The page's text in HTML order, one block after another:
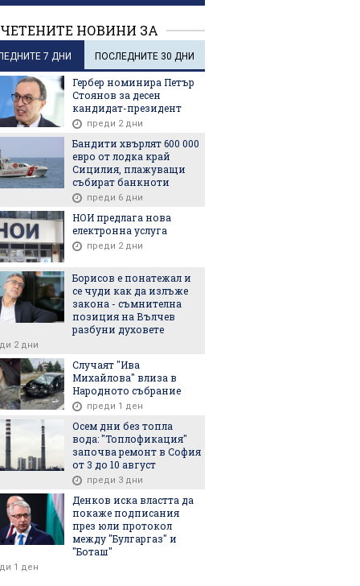
някой
и НС
неуморно
Катастрофа като за
екшън филм: Кола
мантинела и се
преобърна в
насрещното
на групата, произвеждала
в София
4 часа
готов да отвори Ормузкия
за 4 месеца
4 часа
НОВИНИ ЗА
7 ДНИ ПОСЛЕДНИТЕ 30 ДНИ
Гербер номинира Петър
Стоянов за десен
кандидат-президент
преди 2 дни
Бандити хвърлят 600 000
евро от лодка край
Сицилия, плажуващи
събират банкноти
преди 6 дни
НОИ предлага нова
електронна услуга
преди 2 дни
Борисов е понатежал и
се чуди как да излъже
закона - съмнителна
позиция на Вълчев
разбуни духовете
2 дни
Случаят "Ива
Михайлова" влиза в
Народното събрание
преди 1 ден
Осем дни без топла
вода: "Топлофикация"
започва ремонт в София
от 3 до 10 август
преди 3 дни
Денков иска властта да
покаже подписания
през юли протокол
между "Булгаргаз" и
"Боташ"
1 ден